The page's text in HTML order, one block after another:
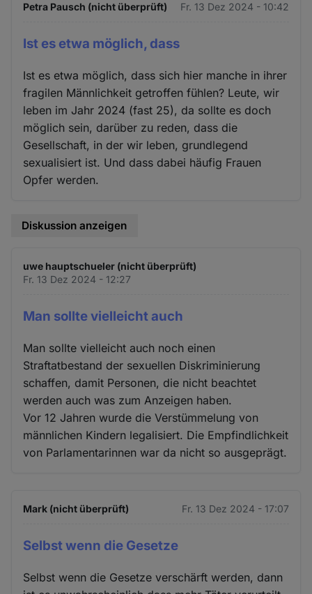
Petra Pausch (nicht überprüft) Fr. 13 Dez 2024 - 10:42
Ist es etwa möglich, dass
Ist es etwa möglich, dass sich hier manche in ihrer
fragilen Männlichkeit getroffen fühlen? Leute, wir
leben im Jahr 2024 (fast 25), da sollte es doch
möglich sein, darüber zu reden, dass die
Gesellschaft, in der wir leben, grundlegend
sexualisiert ist. Und dass dabei häufig Frauen
Opfer werden.
Diskussion anzeigen
uwe hauptschueler (nicht überprüft)
Fr. 13 Dez 2024 - 12:27
Man sollte vielleicht auch
Man sollte vielleicht auch noch einen
Straftatbestand der sexuellen Diskriminierung
schaffen, damit Personen, die nicht beachtet
werden auch was zum Anzeigen haben.
Vor 12 Jahren wurde die Verstümmelung von
männlichen Kindern legalisiert. Die Empfindlichkeit
von Parlamentarinnen war da nicht so ausgeprägt.
Mark (nicht überprüft) Fr. 13 Dez 2024 - 17:07
Selbst wenn die Gesetze
Selbst wenn die Gesetze verschärft werden, dann